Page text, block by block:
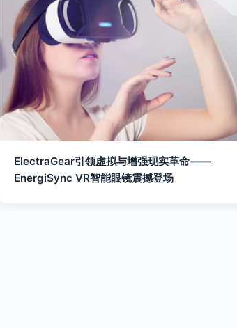
ElectraGear引领虚拟与增强现实革命——
EnergiSync VR智能眼镜震撼登场